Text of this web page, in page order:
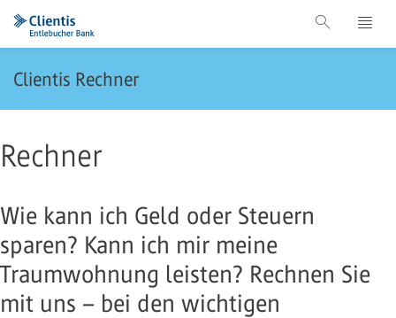
Clientis Rechner
Rechner
Wie kann ich Geld oder Steuern
sparen? Kann ich mir meine
Traumwohnung leisten? Rechnen Sie
mit uns – bei den wichtigen